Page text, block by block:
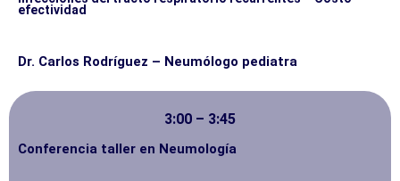
efectividad
Dr. Carlos Rodríguez – Neumólogo pediatra
3:00 – 3:45
Conferencia taller en Neumología